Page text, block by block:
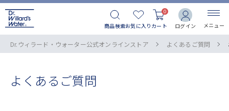
商品検索お気に入り カート
0
ログイン メニュー
Dr.ウィラード・ウォーター公式オンラインストア よくあるご質問
よくあるご質問